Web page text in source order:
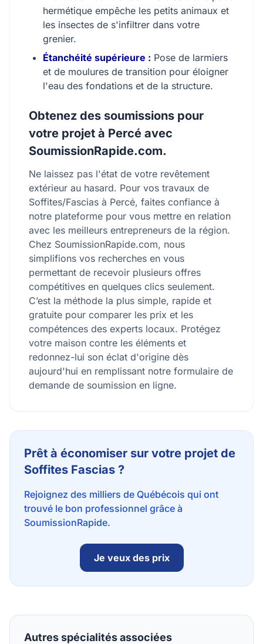
hermétique empêche les petits animaux et
les insectes de s'infiltrer dans votre
grenier.
Étanchéité supérieure : Pose de larmiers
et de moulures de transition pour éloigner
l'eau des fondations et de la structure.
Obtenez des soumissions pour
votre projet à Percé avec
SoumissionRapide.com.
Ne laissez pas l'état de votre revêtement
extérieur au hasard. Pour vos travaux de
Soffites/Fascias à Percé, faites confiance à
notre plateforme pour vous mettre en relation
avec les meilleurs entrepreneurs de la région.
Chez SoumissionRapide.com, nous
simplifions vos recherches en vous
permettant de recevoir plusieurs offres
compétitives en quelques clics seulement.
C’est la méthode la plus simple, rapide et
gratuite pour comparer les prix et les
compétences des experts locaux. Protégez
votre maison contre les éléments et
redonnez-lui son éclat d'origine dès
aujourd'hui en remplissant notre formulaire de
demande de soumission en ligne.
Prêt à économiser sur votre projet de
Soffites Fascias ?
Rejoignez des milliers de Québécois qui ont
trouvé le bon professionnel grâce à
SoumissionRapide.
Je veux des prix
Autres spécialités associées